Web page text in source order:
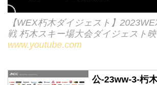
【WEX朽木ダイジェスト】
戦 朽木スキー場大会ダイジェスト
www.youtube.com
公-23ww-3-杇